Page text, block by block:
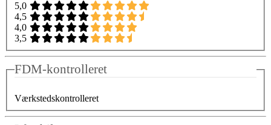
5,0
4,5
4,0
3,5
FDM-kontrolleret
Værkstedskontrolleret